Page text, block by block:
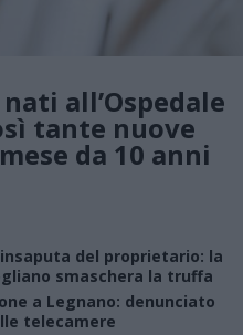
all’Ospedale
tante nuove
da 10 anni
del proprietario: la
smaschera la truffa
a Legnano: denunciato
telecamere